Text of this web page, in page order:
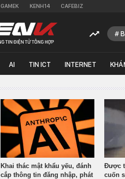
GAMEK KENH14 CAFEBIZ
AI TIN ICT INTERNET
Khai thác mật khẩu yếu, đánh
cắp thông tin đăng nhập, phát
Được
cuốn